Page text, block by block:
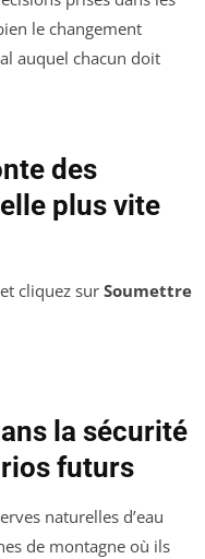
le changement
auquel chacun doit
des
plus vite
cliquez sur Soumettre
la sécurité
futurs
naturelles d’eau
de montagne où ils